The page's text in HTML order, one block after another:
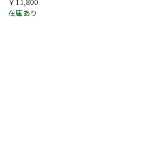
在庫あり